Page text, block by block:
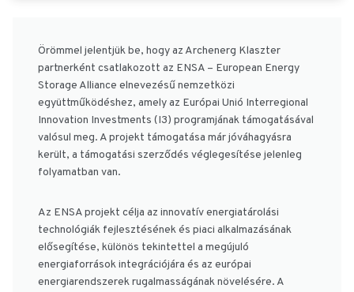
Örömmel jelentjük be, hogy az Archenerg Klaszter
partnerként csatlakozott az ENSA – European Energy
Storage Alliance elnevezésű nemzetközi
együttműködéshez, amely az Európai Unió Interregional
Innovation Investments (I3) programjának támogatásával
valósul meg. A projekt támogatása már jóváhagyásra
került, a támogatási szerződés véglegesítése jelenleg
folyamatban van.
Az ENSA projekt célja az innovatív energiatárolási
technológiák fejlesztésének és piaci alkalmazásának
elősegítése, különös tekintettel a megújuló
energiaforrások integrációjára és az európai
energiarendszerek rugalmasságának növelésére. A